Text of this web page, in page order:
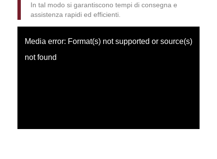
In tal modo si garantiscono tempi di consegna e
assistenza rapidi ed efficienti.
Media error: Format(s) not supported or source(s)
not found